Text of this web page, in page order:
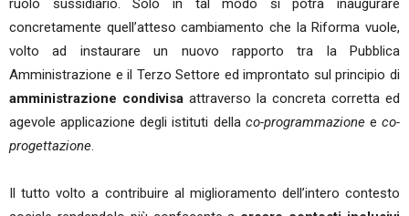
ruolo sussidiario. Solo in tal modo si potrà inaugurare
concretamente quell’atteso cambiamento che la Riforma vuole,
volto ad instaurare un nuovo rapporto tra la Pubblica
Amministrazione e il Terzo Settore ed improntato sul principio di
amministrazione condivisa attraverso la concreta corretta ed
agevole applicazione degli istituti della co-programmazioneeco-
progettazione.
Il tutto volto a contribuire al miglioramento dell’intero contesto